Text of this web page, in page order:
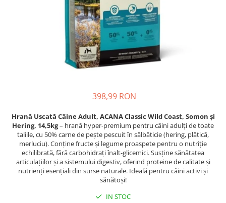
Covorașe Igienice Câini
Accesorii Câini
Culcușuri & Saltele Câini
Castroane și Adapatori
Cuști și Genți
Zgărzi, Lese & Hamuri
398,99 RON
Hrană Uscată Câine Adult, ACANA Classic Wild Coast, Somon și
Hering, 14,5kg– hrană hyper-premium pentru câini adulți de toate
taliile, cu 50% carne de pește pescuit în sălbăticie (hering, plătică,
merluciu). Conține fructe și legume proaspete pentru o nutriție
echilibrată, fără carbohidrați înalt-glicemici. Susține sănătatea
articulațiilor și a sistemului digestiv, oferind proteine de calitate și
nutrienți esențiali din surse naturale. Ideală pentru câini activi și
sănătoși!
IN STOC